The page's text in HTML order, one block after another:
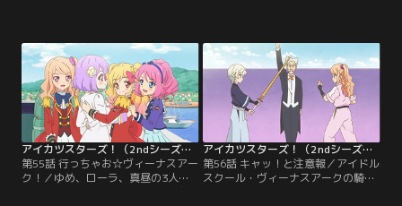
コーデに魅入られていた。そして、
リリィは決意する。心に決めていた
プレミアムレアドレス作りの封印を
解き、必ずや星のツバサを手に入れ
てみせると--！【提供：バンダイチ
ャンネル】
の座を奪われた『フワフワドリー
ム』のお披露目ステージ。怒り心頭
のあこは、ステージの前にその座を
奪い返そうと、ある作戦を立てる。
【提供：バンダイチャンネル】
アイカツスターズ！（2ndシーズン） 第055話
第55話 行っちゃお☆ヴィーナスアー
ク！／ゆめ、ローラ、真昼の3人
は、スタープレミアムレアコーデに
アイカツスターズ！（2ndシーズン） 第056話
第56話 キャッ！と注意報／アイドル
スクール・ヴィーナスアークの騎咲